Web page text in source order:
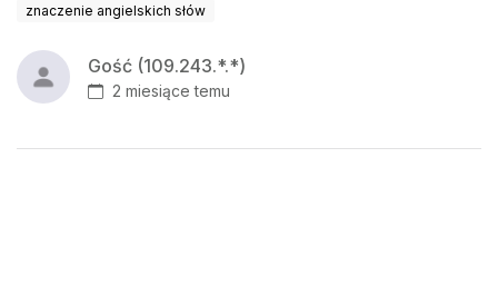
znaczenie angielskich słów
Gość (109.243.*.*)
2 miesiące temu